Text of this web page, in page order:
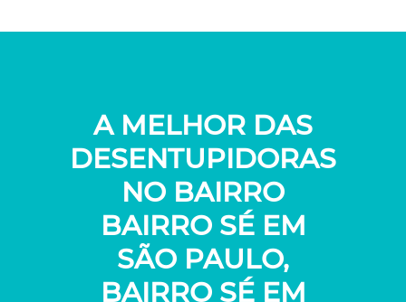
A MELHOR DAS
DESENTUPIDORAS
NO BAIRRO
BAIRRO SÉ EM
SÃO PAULO,
BAIRRO SÉ EM